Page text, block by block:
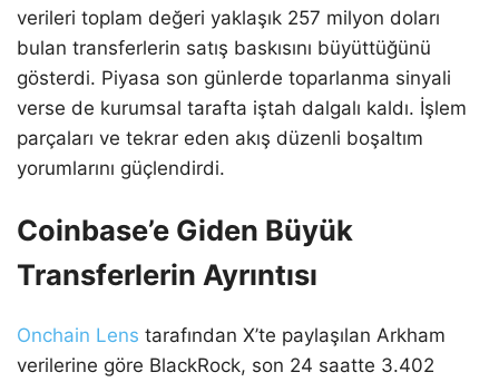
verileri toplam değeri yaklaşık 257 milyon doları
bulan transferlerin satış baskısını büyüttüğünü
gösterdi. Piyasa son günlerde toparlanma sinyali
verse de kurumsal tarafta iştah dalgalı kaldı. İşlem
parçaları ve tekrar eden akış düzenli boşaltım
yorumlarını güçlendirdi.
Coinbase’e Giden Büyük
Transferlerin Ayrıntısı
Onchain Lens tarafından X’te paylaşılan Arkham
verilerine göre BlackRock, son 24 saatte 3.402